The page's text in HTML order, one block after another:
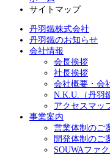
サイトマップ
丹羽鐵株式会社
丹羽鐵のお知らせ
会社情報
会長挨拶
社長挨拶
会社概要・会
N.K.U.（丹羽
アクセスマッ
事業案内
営業体制のご
開発体制のご
SOUWAファ